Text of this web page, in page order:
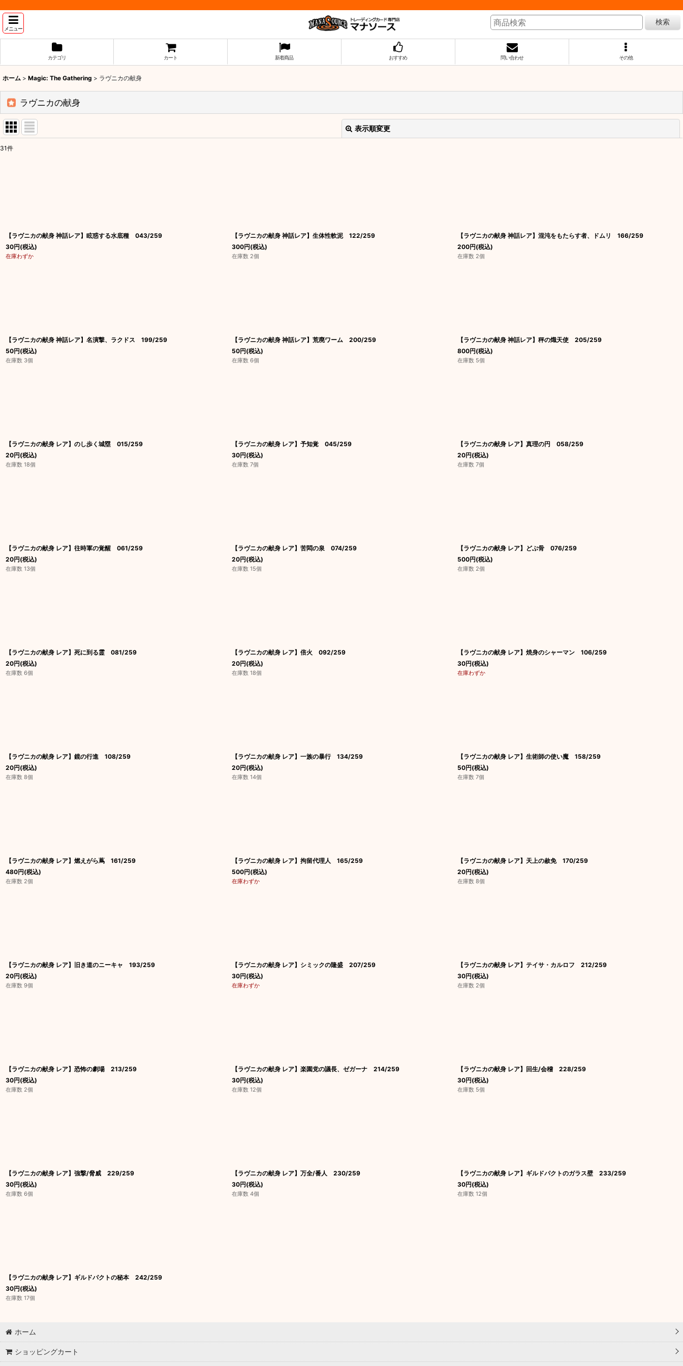
メニュー
検索
カテゴリ カート 新着商品 おすすめ 問い合わせ その他
ホーム > Magic: The Gathering > ラヴニカの献身
ラヴニカの献身
表示順変更
31件
【ラヴニカの献身 神話レア】眩惑する水底種 043/259
30円(税込)
在庫わずか
【ラヴニカの献身 神話レア】生体性軟泥 122/259
300円(税込)
在庫数 2個
【ラヴニカの献身 神話レア】混沌をもたらす者、ドムリ 166/259
200円(税込)
在庫数 2個
【ラヴニカの献身 神話レア】名演撃、ラクドス 199/259
50円(税込)
在庫数 3個
【ラヴニカの献身 神話レア】荒廃ワーム 200/259
50円(税込)
在庫数 6個
【ラヴニカの献身 神話レア】秤の熾天使 205/259
800円(税込)
在庫数 5個
【ラヴニカの献身 レア】のし歩く城塁 015/259
20円(税込)
在庫数 18個
【ラヴニカの献身 レア】予知覚 045/259
30円(税込)
在庫数 7個
【ラヴニカの献身 レア】真理の円 058/259
20円(税込)
在庫数 7個
【ラヴニカの献身 レア】往時軍の覚醒 061/259
20円(税込)
在庫数 13個
【ラヴニカの献身 レア】苦悶の泉 074/259
20円(税込)
在庫数 15個
【ラヴニカの献身 レア】どぶ骨 076/259
500円(税込)
在庫数 2個
【ラヴニカの献身 レア】死に到る霊 081/259
20円(税込)
在庫数 6個
【ラヴニカの献身 レア】倍火 092/259
20円(税込)
在庫数 18個
【ラヴニカの献身 レア】焼身のシャーマン 106/259
30円(税込)
在庫わずか
【ラヴニカの献身 レア】鏡の行進 108/259
20円(税込)
在庫数 8個
【ラヴニカの献身 レア】一族の暴行 134/259
20円(税込)
在庫数 14個
【ラヴニカの献身 レア】生術師の使い魔 158/259
50円(税込)
在庫数 7個
【ラヴニカの献身 レア】燃えがら蔦 161/259
480円(税込)
在庫数 2個
【ラヴニカの献身 レア】拘留代理人 165/259
500円(税込)
在庫わずか
【ラヴニカの献身 レア】天上の赦免 170/259
20円(税込)
在庫数 8個
【ラヴニカの献身 レア】旧き道のニーキャ 193/259
20円(税込)
在庫数 9個
【ラヴニカの献身 レア】シミックの隆盛 207/259
30円(税込)
在庫わずか
【ラヴニカの献身 レア】テイサ・カルロフ 212/259
30円(税込)
在庫数 2個
【ラヴニカの献身 レア】恐怖の劇場 213/259
30円(税込)
在庫数 2個
【ラヴニカの献身 レア】楽園党の議長、ゼガーナ 214/259
30円(税込)
在庫数 12個
【ラヴニカの献身 レア】回生/会稽 228/259
30円(税込)
在庫数 5個
【ラヴニカの献身 レア】強撃/脅威 229/259
30円(税込)
在庫数 6個
【ラヴニカの献身 レア】万全/番人 230/259
30円(税込)
在庫数 4個
【ラヴニカの献身 レア】ギルドパクトのガラス壁 233/259
30円(税込)
在庫数 12個
【ラヴニカの献身 レア】ギルドパクトの秘本 242/259
30円(税込)
在庫数 17個
ホーム
ショッピングカート